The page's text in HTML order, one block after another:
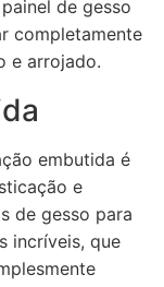
de gesso
completamente
e arrojado.
embutida é
e
de gesso para
incríveis, que